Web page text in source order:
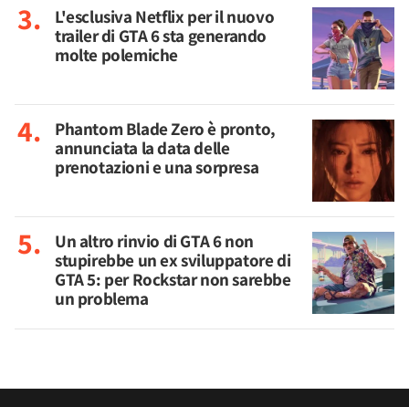
L'esclusiva Netflix per il nuovo
trailer di GTA 6 sta generando
molte polemiche
Phantom Blade Zero è pronto,
annunciata la data delle
prenotazioni e una sorpresa
Un altro rinvio di GTA 6 non
stupirebbe un ex sviluppatore di
GTA 5: per Rockstar non sarebbe
un problema